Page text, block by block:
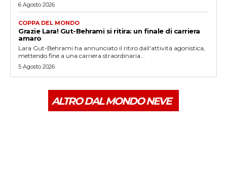
6 Agosto 2026
COPPA DEL MONDO
Grazie Lara! Gut-Behrami si ritira: un finale di carriera
amaro
Lara Gut-Behrami ha annunciato il ritiro dall'attività agonistica,
mettendo fine a una carriera straordinaria...
5 Agosto 2026
ALTRO DAL MONDO NEVE